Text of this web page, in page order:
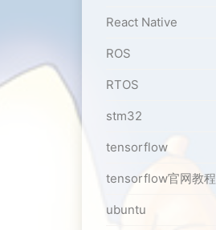
React Native
ROS
RTOS
stm32
tensorflow
tensorflow官网教程
ubuntu